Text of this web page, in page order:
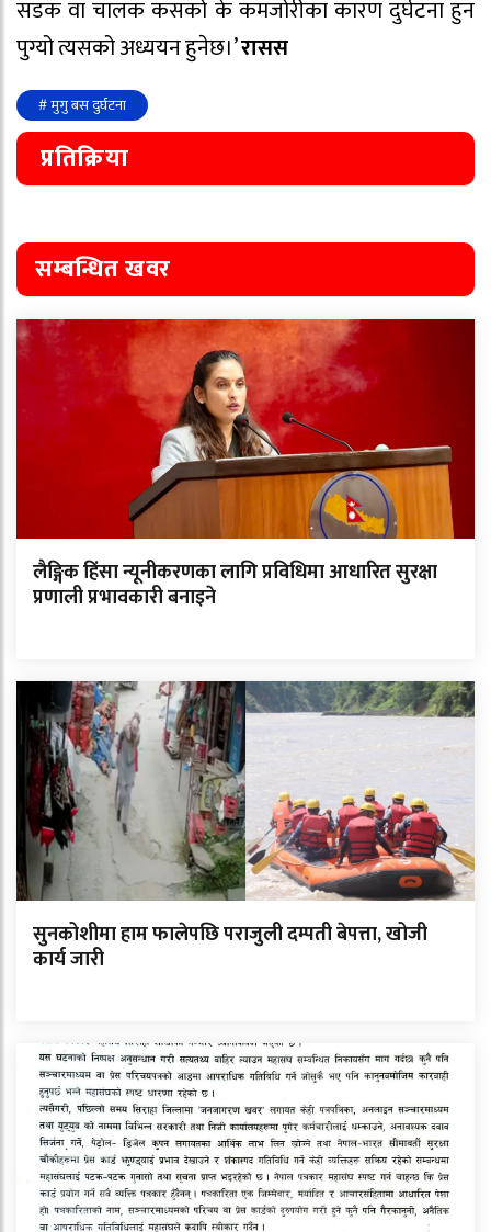
सडक वा चालक कसको के कमजोरीका कारण दुर्घटना हुन
पुग्यो त्यसको अध्ययन हुनेछ।’रासस
# मुगु बस दुर्घटना
प्रतिक्रिया
सम्बन्धित खवर
लैङ्गिक हिंसा न्यूनीकरणका लागि प्रविधिमा आधारित सुरक्षा
प्रणाली प्रभावकारी बनाइने
सुनकोशीमा हाम फालेपछि पराजुली दम्पती बेपत्ता, खोजी
कार्य जारी